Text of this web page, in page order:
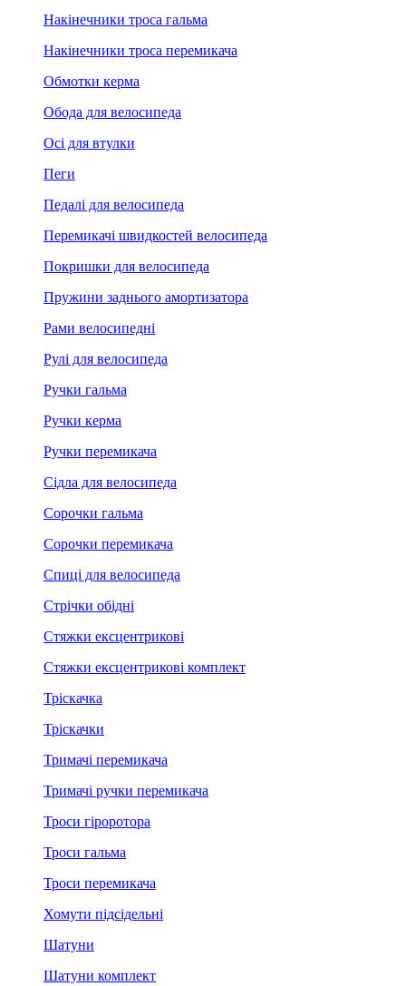
Накінечники троса гальма
Накінечники троса перемикача
Обмотки керма
Обода для велосипеда
Осі для втулки
Пеги
Педалі для велосипеда
Перемикачі швидкостей велосипеда
Покришки для велосипеда
Пружини заднього амортизатора
Рами велосипедні
Рулі для велосипеда
Ручки гальма
Ручки керма
Ручки перемикача
Сідла для велосипеда
Сорочки гальма
Сорочки перемикача
Спиці для велосипеда
Стрічки обідні
Стяжки ексцентрикові
Стяжки ексцентрикові комплект
Тріскачка
Тріскачки
Тримачі перемикача
Тримачі ручки перемикача
Троси гіроротора
Троси гальма
Троси перемикача
Хомути підсідельні
Шатуни
Шатуни комплект